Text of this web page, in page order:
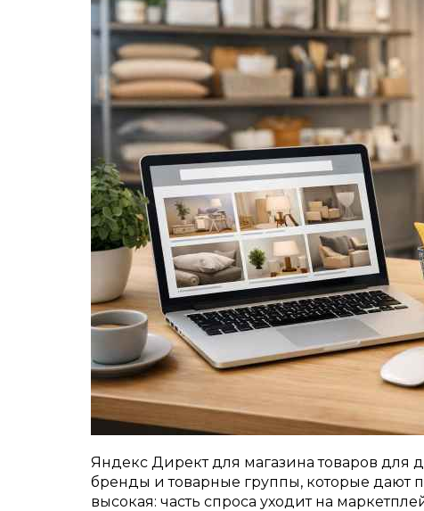
Яндекс Директ для магазина товаров для
бренды и товарные группы, которые дают
высокая: часть спроса уходит на